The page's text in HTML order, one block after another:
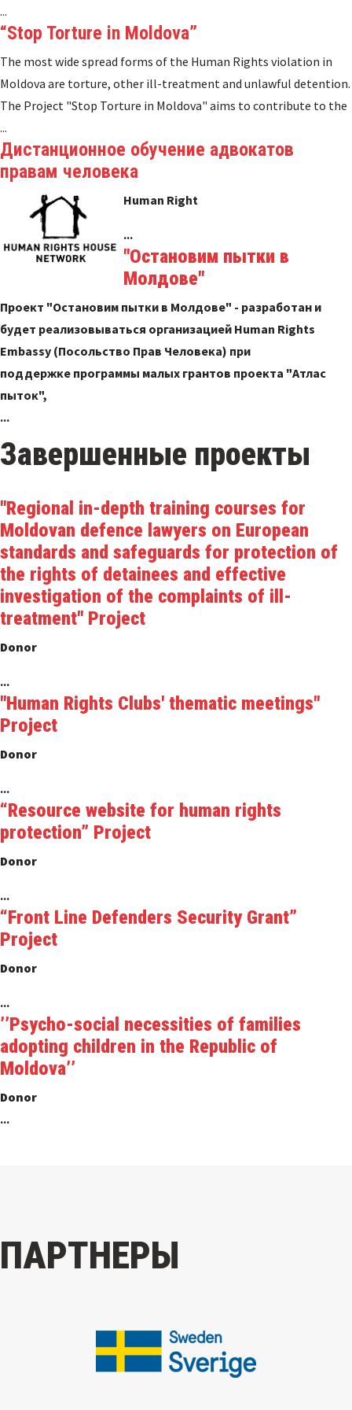
...
“Stop Torture in Moldova”
The most wide spread forms of the Human Rights violation in
Moldova are torture, other ill-treatment and unlawful detention.
The Project "Stop Torture in Moldova" aims to contribute to the
...
Дистанционное обучение адвокатов
правам человека
Human Right
...
"Остановим пытки в
Молдове"
Проект "Остановим пытки в Молдове" - разработан и
будет реализовываться организацией Human Rights
Embassy (Посольство Прав Человека) при
поддержке программы малых грантов проекта "Атлас
пыток",
...
Завершенные проекты
"Regional in-depth training courses for
Moldovan defence lawyers on European
standards and safeguards for protection of
the rights of detainees and effective
investigation of the complaints of ill-
treatment" Project
Donor
...
"Human Rights Clubs' thematic meetings"
Project
Donor
...
“Resource website for human rights
protection” Project
Donor
...
“Front Line Defenders Security Grant”
Project
Donor
...
’’Psycho-social necessities of families
adopting children in the Republic of
Moldova’’
Donor
...
ПАРТНЕРЫ